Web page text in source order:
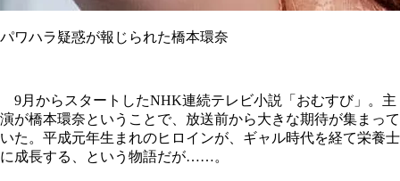
パワハラ疑惑が報じられた橋本環奈
9月からスタートしたNHK連続テレビ小説「おむすび」。主
演が橋本環奈ということで、放送前から大きな期待が集まって
いた。平成元年生まれのヒロインが、ギャル時代を経て栄養士
に成長する、という物語だが……。